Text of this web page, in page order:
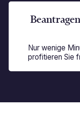
Nur wenige
profitieren Sie